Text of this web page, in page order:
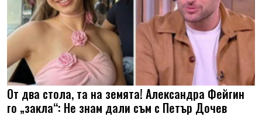
От два стола, та на земята! Александра Фейгин
го „закла“: Не знам дали съм с Петър Дочев